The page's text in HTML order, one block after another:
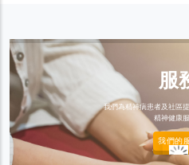
服
我們為精神病患者及社區
精神健康服
我們的